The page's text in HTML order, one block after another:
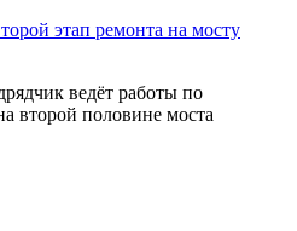
этап ремонта на мосту
ведёт работы по
второй половине моста